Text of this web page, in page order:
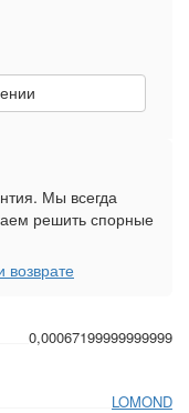
0,00067199999999999
LOMOND
Мы всегда
решить спорные
возврате